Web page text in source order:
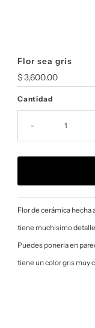
Flor sea gris
Precio
normal
$ 3,600.00
Cantidad
-
Flor de cerámica hecha
tiene muchisimo
Puedes ponerla en
tiene un color gris muy